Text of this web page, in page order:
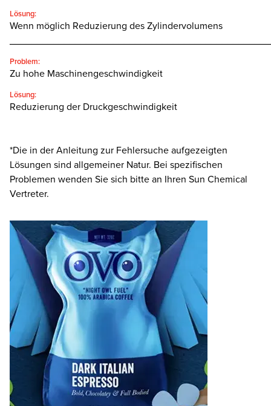
Lösung:
Wenn möglich Reduzierung des Zylindervolumens
Problem:
Zu hohe Maschinengeschwindigkeit
Lösung:
Reduzierung der Druckgeschwindigkeit
*Die in der Anleitung zur Fehlersuche aufgezeigten
Lösungen sind allgemeiner Natur. Bei spezifischen
Problemen wenden Sie sich bitte an Ihren Sun Chemical
Vertreter.